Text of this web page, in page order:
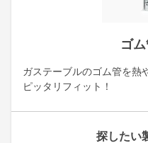
ゴ
ガステーブルのゴム管を熱
ピッタリフィット！
探したい